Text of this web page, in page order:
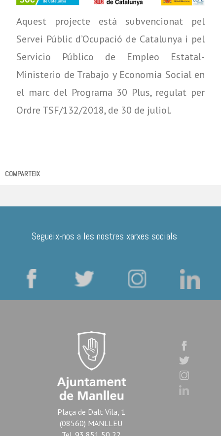
Aquest projecte està subvencionat pel
Servei Públic d’Ocupació de Catalunya i pel
Servicio Público de Empleo Estatal-
Ministerio de Trabajo y Economia Social en
el marc del Programa 30 Plus, regulat per
Ordre TSF/132/2018, de 30 de juliol.
COMPARTEIX
Segueix-nos a les nostres xarxes socials
Plaça de Dalt Vila, 1
(08560) MANLLEU